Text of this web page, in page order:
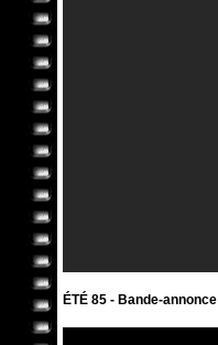
ÉTÉ 85 - Bande-annonce